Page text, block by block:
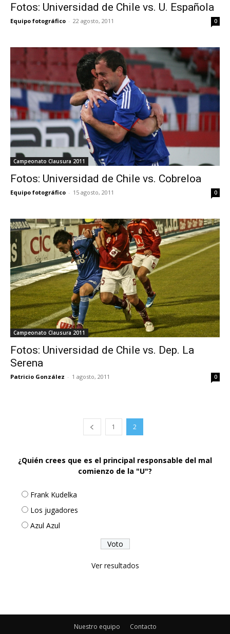
Fotos: Universidad de Chile vs. U. Española
Equipo fotográfico - 22 agosto, 2011 0
Campeonato Clausura 2011
Fotos: Universidad de Chile vs. Cobreloa
Equipo fotográfico - 15 agosto, 2011 0
Campeonato Clausura 2011
Fotos: Universidad de Chile vs. Dep. La
Serena
Patricio González - 1 agosto, 2011 0
1 2
¿Quién crees que es el principal responsable del mal
comienzo de la "U"?
Frank Kudelka
Los jugadores
Azul Azul
Ver resultados
Nuestro equipo Contacto